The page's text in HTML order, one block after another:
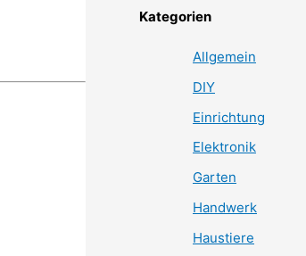
Kategorien
Allgemein
DIY
Einrichtung
Elektronik
Garten
Handwerk
Haustiere